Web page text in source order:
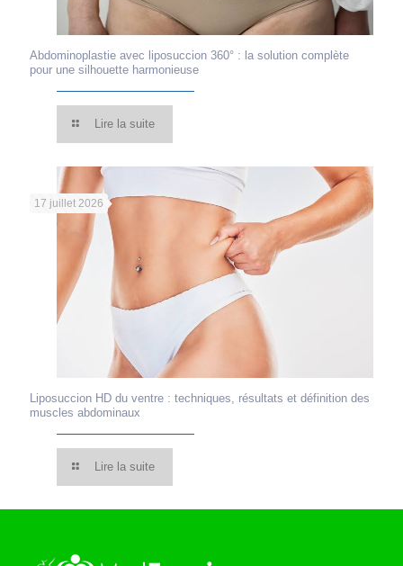
Abdominoplastie avec liposuccion 360° : la solution complète
pour une silhouette harmonieuse
Lire la suite
17 juillet 2026
Liposuccion HD du ventre : techniques, résultats et définition des
muscles abdominaux
Lire la suite